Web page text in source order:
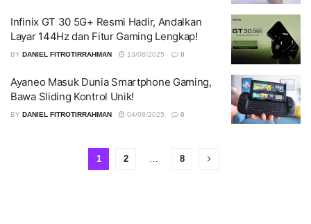
Infinix GT 30 5G+ Resmi Hadir, Andalkan
Layar 144Hz dan Fitur Gaming Lengkap!
BY DANIEL FITROTIRRAHMAN 13/08/2025 0
Ayaneo Masuk Dunia Smartphone Gaming,
Bawa Sliding Kontrol Unik!
BY DANIEL FITROTIRRAHMAN 04/08/2025 0
1 2 … 8